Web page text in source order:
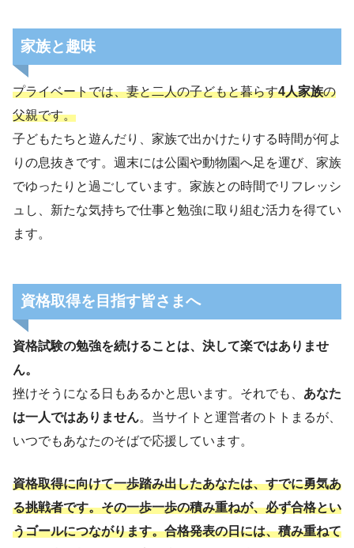
家族と趣味
プライベートでは、妻と二人の子どもと暮らす4人家族の
父親です。
子どもたちと遊んだり、家族で出かけたりする時間が何よ
りの息抜きです。週末には公園や動物園へ足を運び、家族
でゆったりと過ごしています。家族との時間でリフレッシ
ュし、新たな気持ちで仕事と勉強に取り組む活力を得てい
ます。
資格取得を目指す皆さまへ
資格試験の勉強を続けることは、決して楽ではありませ
ん。
挫けそうになる日もあるかと思います。それでも、 あなた
は一人ではありません。当サイトと運営者のトトまるが、
いつでもあなたのそばで応援しています。
資格取得に向けて一歩踏み出したあなたは、すでに勇気あ
る挑戦者です。その一歩一歩の積み重ねが、必ず合格とい
うゴールにつながります。合格発表の日には、積み重ねて